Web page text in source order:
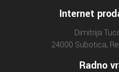
Internet
Dimitrija
24000 Subotica,
Radno